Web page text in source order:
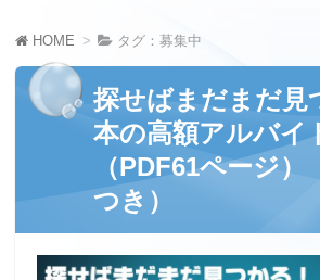
HOME タグ：募集中
探せばまだまだ見
本の高額アルバイ
（PDF61ページ）
つき）